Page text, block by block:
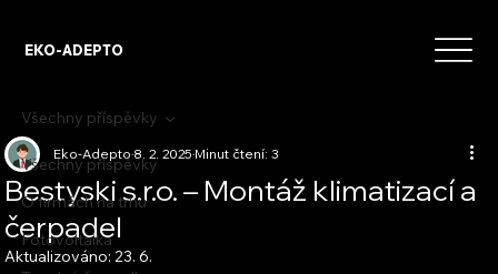
EKO-ADEPTO
Všechny příspěvky
O firmách na trhu
Fotovoltaika
Všechny příspěvky
Bestyski s.r.o. – Montáž klimatizací a
čerpadel
Eko-Adepto8. 2. 2025Minut čtení: 3
Aktualizováno:23. 6.